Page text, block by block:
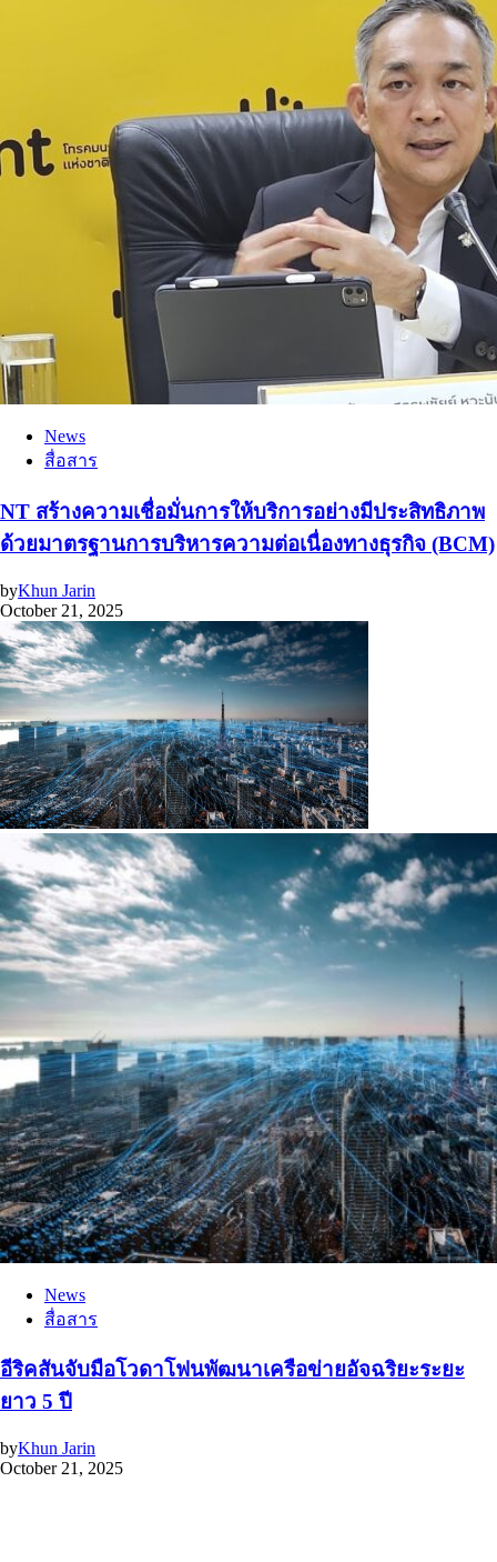
News
สื่อสาร
NT สร้างความเชื่อมั่นการให้บริการอย่างมีประสิทธิภาพ
ด้วยมาตรฐานการบริหารความต่อเนื่องทางธุรกิจ (BCM)
byKhun Jarin
October 21, 2025
News
สื่อสาร
อีริคสันจับมือโวดาโฟนพัฒนาเครือข่ายอัจฉริยะระยะ
ยาว 5 ปี
byKhun Jarin
October 21, 2025